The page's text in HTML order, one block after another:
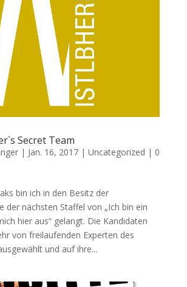
Secret Team
| Jan. 16, 2017| Uncategorized | 0
bin ich in den Besitz der
der nächsten Staffel von „Ich bin ein
hier aus“ gelangt. Die Kandidaten
von freilaufenden Experten des
und auf ihre...